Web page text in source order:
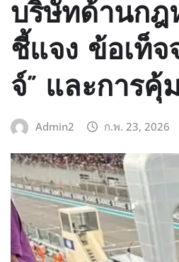
บริษัทด้านกฎ
ชี้แจง ข้อเท็
จ์” และการคุ้
Admin2 ก.พ. 23, 2026